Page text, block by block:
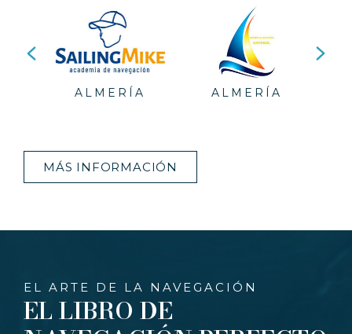
ALMERÍA ALMERÍA
MÁS INFORMACIÓN
EL ARTE DE LA NAVEGACIÓN
EL LIBRO DE